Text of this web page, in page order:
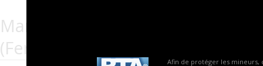
Afin de protéger les mineurs,
Marques proposées par
(Fermé ?)